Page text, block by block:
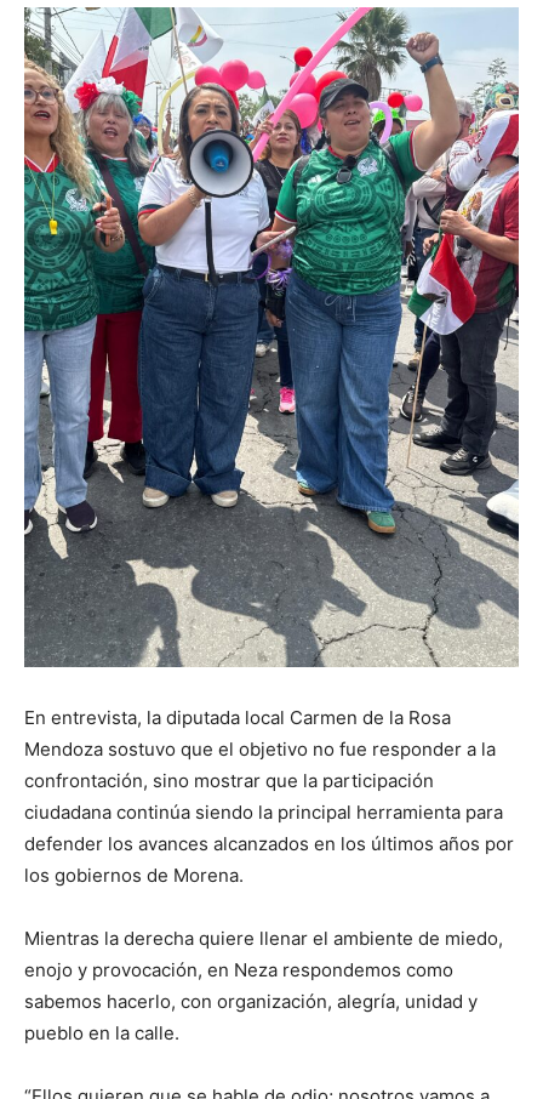
En entrevista, la diputada local Carmen de la Rosa
Mendoza sostuvo que el objetivo no fue responder a la
confrontación, sino mostrar que la participación
ciudadana continúa siendo la principal herramienta para
defender los avances alcanzados en los últimos años por
los gobiernos de Morena.
Mientras la derecha quiere llenar el ambiente de miedo,
enojo y provocación, en Neza respondemos como
sabemos hacerlo, con organización, alegría, unidad y
pueblo en la calle.